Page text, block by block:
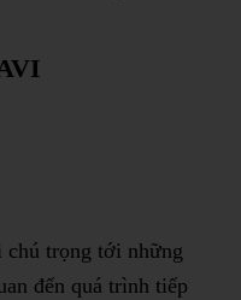
chú trọng tới những
đến quá trình tiếp